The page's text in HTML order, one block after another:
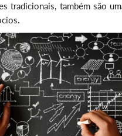
tradicionais, também são